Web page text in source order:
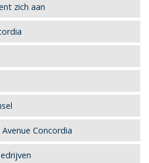
zich aan
Concordia